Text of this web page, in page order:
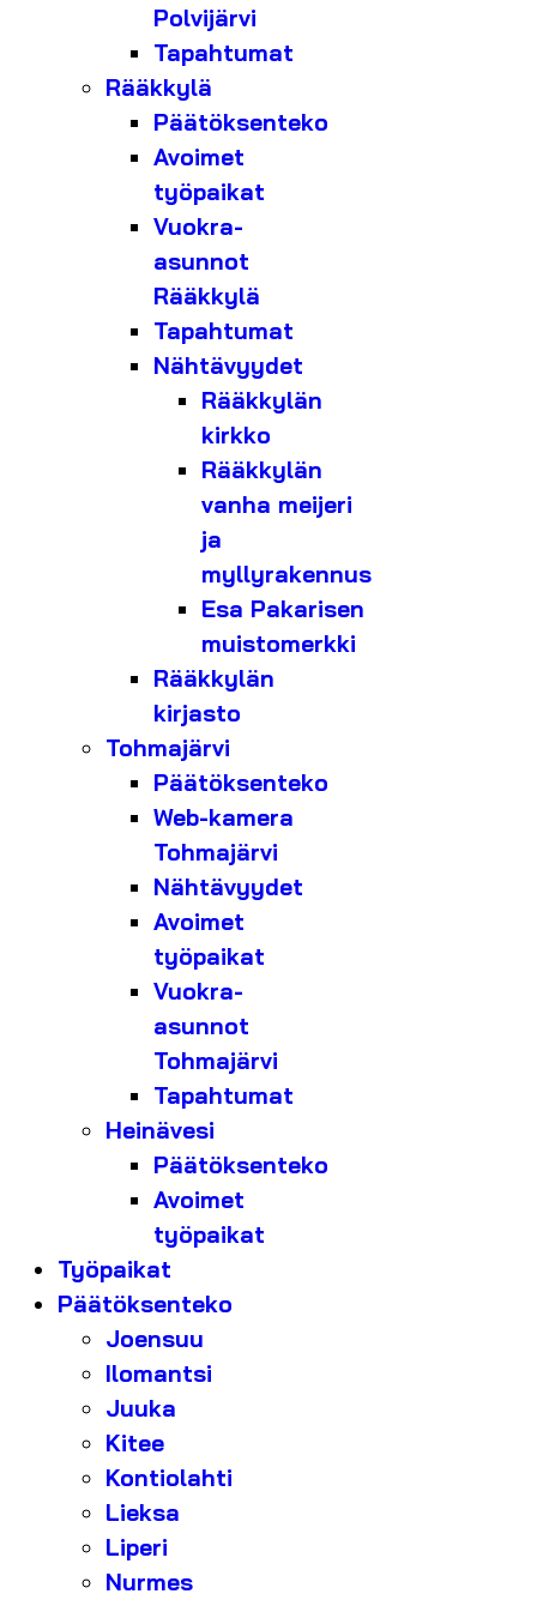
Polvijärvi
Tapahtumat
Rääkkylä
Päätöksenteko
Avoimet
työpaikat
Vuokra-
asunnot
Rääkkylä
Tapahtumat
Nähtävyydet
Rääkkylän
kirkko
Rääkkylän
vanha meijeri
ja
myllyrakennus
Esa Pakarisen
muistomerkki
Rääkkylän
kirjasto
Tohmajärvi
Päätöksenteko
Web-kamera
Tohmajärvi
Nähtävyydet
Avoimet
työpaikat
Vuokra-
asunnot
Tohmajärvi
Tapahtumat
Heinävesi
Päätöksenteko
Avoimet
työpaikat
Työpaikat
Päätöksenteko
Joensuu
Ilomantsi
Juuka
Kitee
Kontiolahti
Lieksa
Liperi
Nurmes